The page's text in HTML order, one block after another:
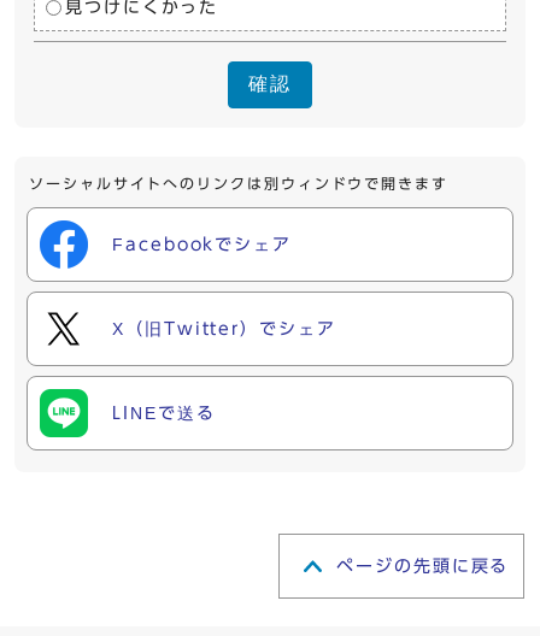
見つけにくかった
確認
ソーシャルサイトへのリンクは別ウィンドウで開きます
Facebookでシェア
X（旧Twitter）でシェア
LINEで送る
ページの先頭に戻る